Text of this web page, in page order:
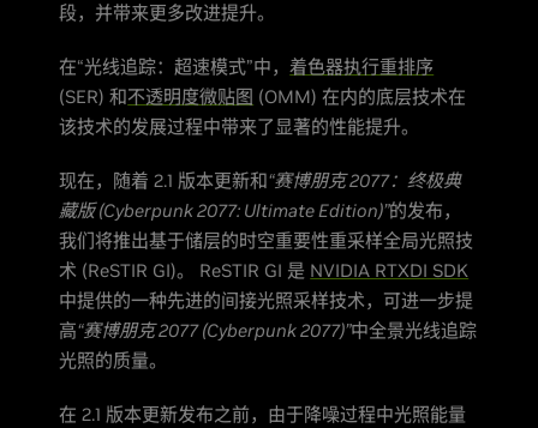
段，并带来更多改进提升。
在“光线追踪：超速模式”中，着色器执行重排序
(SER) 和不透明度微贴图 (OMM) 在内的底层技术在
该技术的发展过程中带来了显著的性能提升。
现在，随着 2.1 版本更新和“赛博朋克 2077：终极典
藏版 (Cyberpunk 2077: Ultimate Edition)”的发布，
我们将推出基于储层的时空重要性重采样全局光照技
术 (ReSTIR GI)。 ReSTIR GI 是 NVIDIA RTXDI SDK
中提供的一种先进的间接光照采样技术，可进一步提
高“赛博朋克 2077 (Cyberpunk 2077)”中全景光线追踪
光照的质量。
在 2.1 版本更新发布之前，由于降噪过程中光照能量